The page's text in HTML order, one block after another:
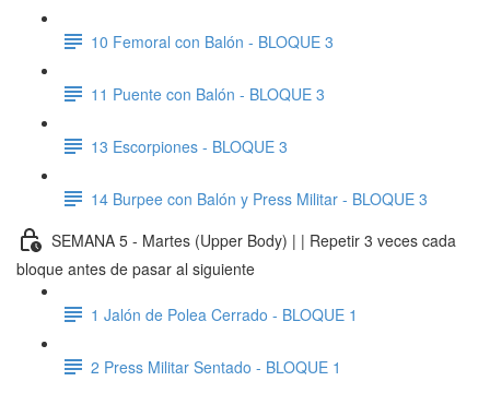
10 Femoral con Balón - BLOQUE 3
11 Puente con Balón - BLOQUE 3
13 Escorpiones - BLOQUE 3
14 Burpee con Balón y Press Militar - BLOQUE 3
SEMANA 5 - Martes (Upper Body) | | Repetir 3 veces cada
bloque antes de pasar al siguiente
1 Jalón de Polea Cerrado - BLOQUE 1
2 Press Militar Sentado - BLOQUE 1